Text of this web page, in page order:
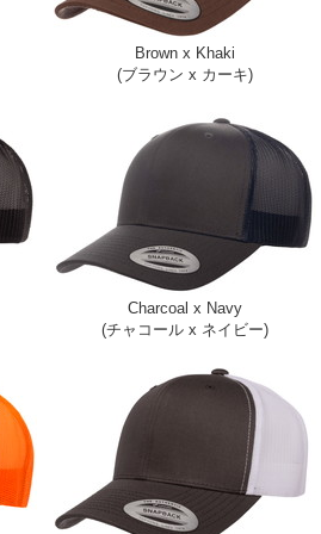
Brown x Khaki
(ブラウン x カーキ)
Charcoal x Navy
(チャコール x ネイビー)